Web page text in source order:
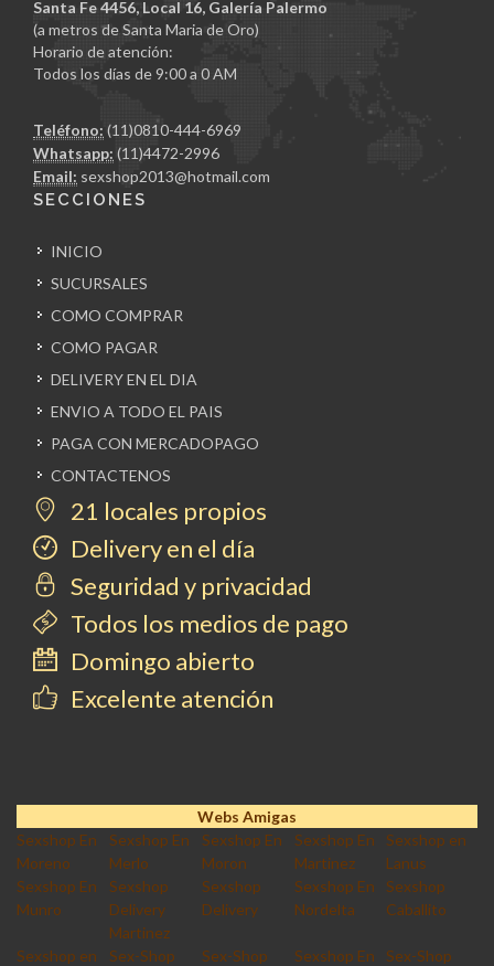
Santa Fe 4456, Local 16, Galería Palermo
(a metros de Santa Maria de Oro)
Horario de atención:
Todos los días de 9:00 a 0 AM
Teléfono: (11)0810-444-6969
Whatsapp: (11)4472-2996
Email: sexshop2013@hotmail.com
SECCIONES
INICIO
SUCURSALES
COMO COMPRAR
COMO PAGAR
DELIVERY EN EL DIA
ENVIO A TODO EL PAIS
PAGA CON MERCADOPAGO
CONTACTENOS
21 locales propios
Delivery en el día
Seguridad y privacidad
Todos los medios de pago
Domingo abierto
Excelente atención
Webs Amigas
Sexshop En
Moreno
Sexshop En
Merlo
Sexshop En
Moron
Sexshop En
Martinez
Sexshop en
Lanus
Sexshop En
Munro
Sexshop
Delivery
Martinez
Sexshop
Delivery
Sexshop En
Nordelta
Sexshop
Caballito
Sexshop en
Sex-Shop
Sex-Shop
Sexshop En
Sex-Shop